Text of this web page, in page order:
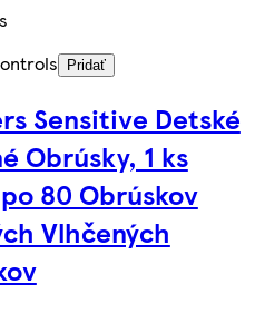
Pridať
Sensitive Detské
Obrúsky, 1 ks
80 Obrúskov
Vlhčených